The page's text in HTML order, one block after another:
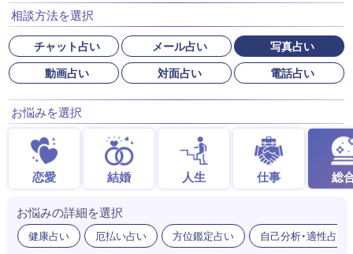
相談方法を選択
チャット占い メール占い
写真占い
動画占い
対面占い 電話占い
お悩みを選択
恋愛 結婚 人生 仕事 総
お悩みの詳細を選択
健康占い 厄払い占い 方位鑑定占い 自己分析・適性占い